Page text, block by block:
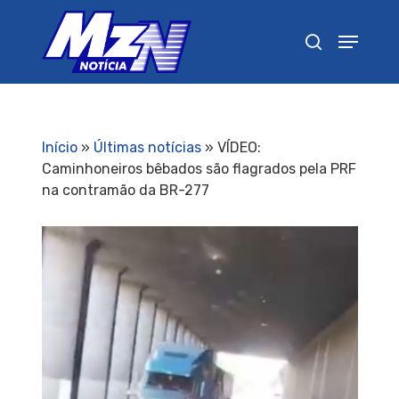
Início» Últimas notícias» VÍDEO:
Caminhoneiros bêbados são flagrados pela PRF
na contramão da BR-277